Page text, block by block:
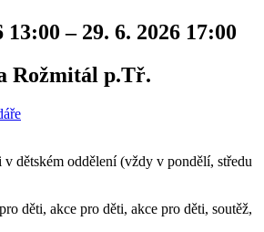
13:00 – 29. 6. 2026 17:00
Rožmitál p.Tř.
v dětském oddělení (vždy v pondělí, středu
děti, akce pro děti, akce pro děti, soutěž,